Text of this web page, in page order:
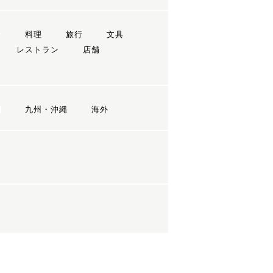
料理 旅行
文具
レストラン
店舗
九州・沖縄 海外